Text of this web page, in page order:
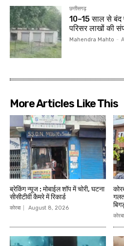
छत्तीसगढ़
10–15 साल से बंद
परिसर लाखों की
Mahendra Mahto -
More Articles Like This
ब्रेकिंग न्यूज : मोबाईल शॉप में चोरी, घटना
सीसीटीवी कैमरे में रिकार्ड
कोरबा August 8, 2026
कोरबा